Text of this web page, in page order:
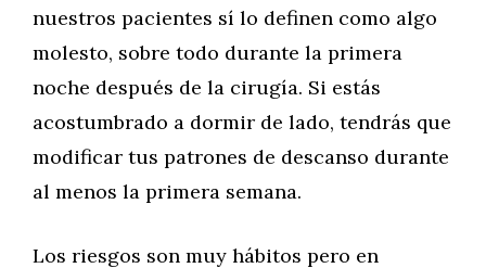
nuestros pacientes sí lo definen como algo
molesto, sobre todo durante la primera
noche después de la cirugía. Si estás
acostumbrado a dormir de lado, tendrás que
modificar tus patrones de descanso durante
al menos la primera semana.
Los riesgos son muy hábitos pero en